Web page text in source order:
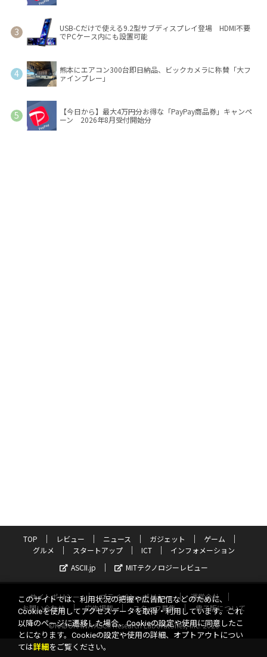
USB-Cだけで使える9.2型サブディスプレイ登場 HDMI不要
でPCケース内にも設置可能
熊本にエアコン300台即日納品、ビックカメラに称賛「大フ
ァインプレー」
【今日から】最大4万円分お得な「PayPay商品券」キャンペ
ーン 2026年8月受付開始分
TOP レビュー ニュース ガジェット
ゲーム
グルメ
スタートアップ ICT
インフォメーション
ASCII.jp
MITテクノロジーレビュー
サイトポリシー プライバシーポリシー
運営会社
お問い合わせ
広告掲載 スタッフ募集
電子版について
©KADOKAWA ASCII Research Laboratories, Inc. 2026
このサイトでは、利用状況の把握や広告配信などのために、
Cookieを使用してアクセスデータを取得・利用しています。これ
以降のページに遷移した場合、Cookieの設定や使用に同意したこ
とになります。Cookieの設定や使用の詳細、オプトアウトについ
ては詳細 をご覧ください。